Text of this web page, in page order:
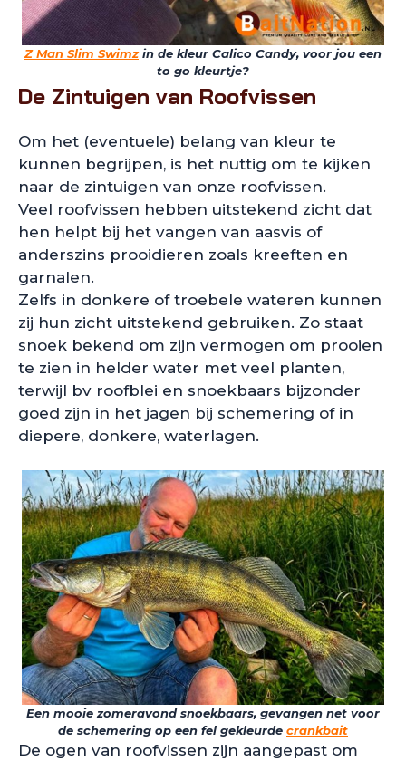
Z Man Slim Swimzin de kleur Calico Candy, voor jou een
to go kleurtje?
De Zintuigen van Roofvissen
Om het (eventuele) belang van kleur te
kunnen begrijpen, is het nuttig om te kijken
naar de zintuigen van onze roofvissen.
Veel roofvissen hebben uitstekend zicht dat
hen helpt bij het vangen van aasvis of
anderszins prooidieren zoals kreeften en
garnalen.
Zelfs in donkere of troebele wateren kunnen
zij hun zicht uitstekend gebruiken. Zo staat
snoek bekend om zijn vermogen om prooien
te zien in helder water met veel planten,
terwijl bv roofblei en snoekbaars bijzonder
goed zijn in het jagen bij schemering of in
diepere, donkere, waterlagen.
Een mooie zomeravond snoekbaars, gevangen net voor
de schemering op een fel gekleurde crankbait
De ogen van roofvissen zijn aangepast om